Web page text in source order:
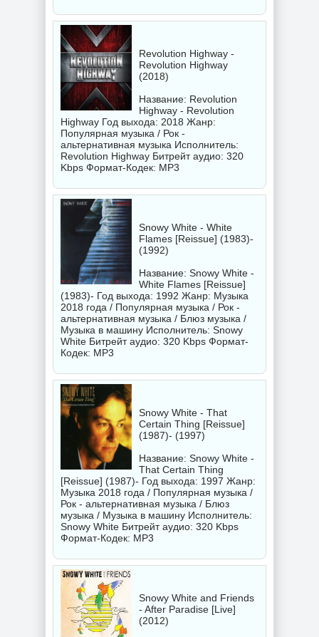
Revolution Highway -
Revolution Highway
(2018)
Название: Revolution
Highway - Revolution
Highway Год выхода: 2018 Жанр:
Популярная музыка / Рок -
альтернативная музыка Исполнитель:
Revolution Highway Битрейт аудио: 320
Kbps Формат-Кодек: MP3
Snowy White - White
Flames [Reissue] (1983)-
(1992)
Название: Snowy White -
White Flames [Reissue]
(1983)- Год выхода: 1992 Жанр: Музыка
2018 года / Популярная музыка / Рок -
альтернативная музыка / Блюз музыка /
Музыка в машину Исполнитель: Snowy
White Битрейт аудио: 320 Kbps Формат-
Кодек: MP3
Snowy White - That
Certain Thing [Reissue]
(1987)- (1997)
Название: Snowy White -
That Certain Thing
[Reissue] (1987)- Год выхода: 1997 Жанр:
Музыка 2018 года / Популярная музыка /
Рок - альтернативная музыка / Блюз
музыка / Музыка в машину Исполнитель:
Snowy White Битрейт аудио: 320 Kbps
Формат-Кодек: MP3
Snowy White and Friends
- After Paradise [Live]
(2012)